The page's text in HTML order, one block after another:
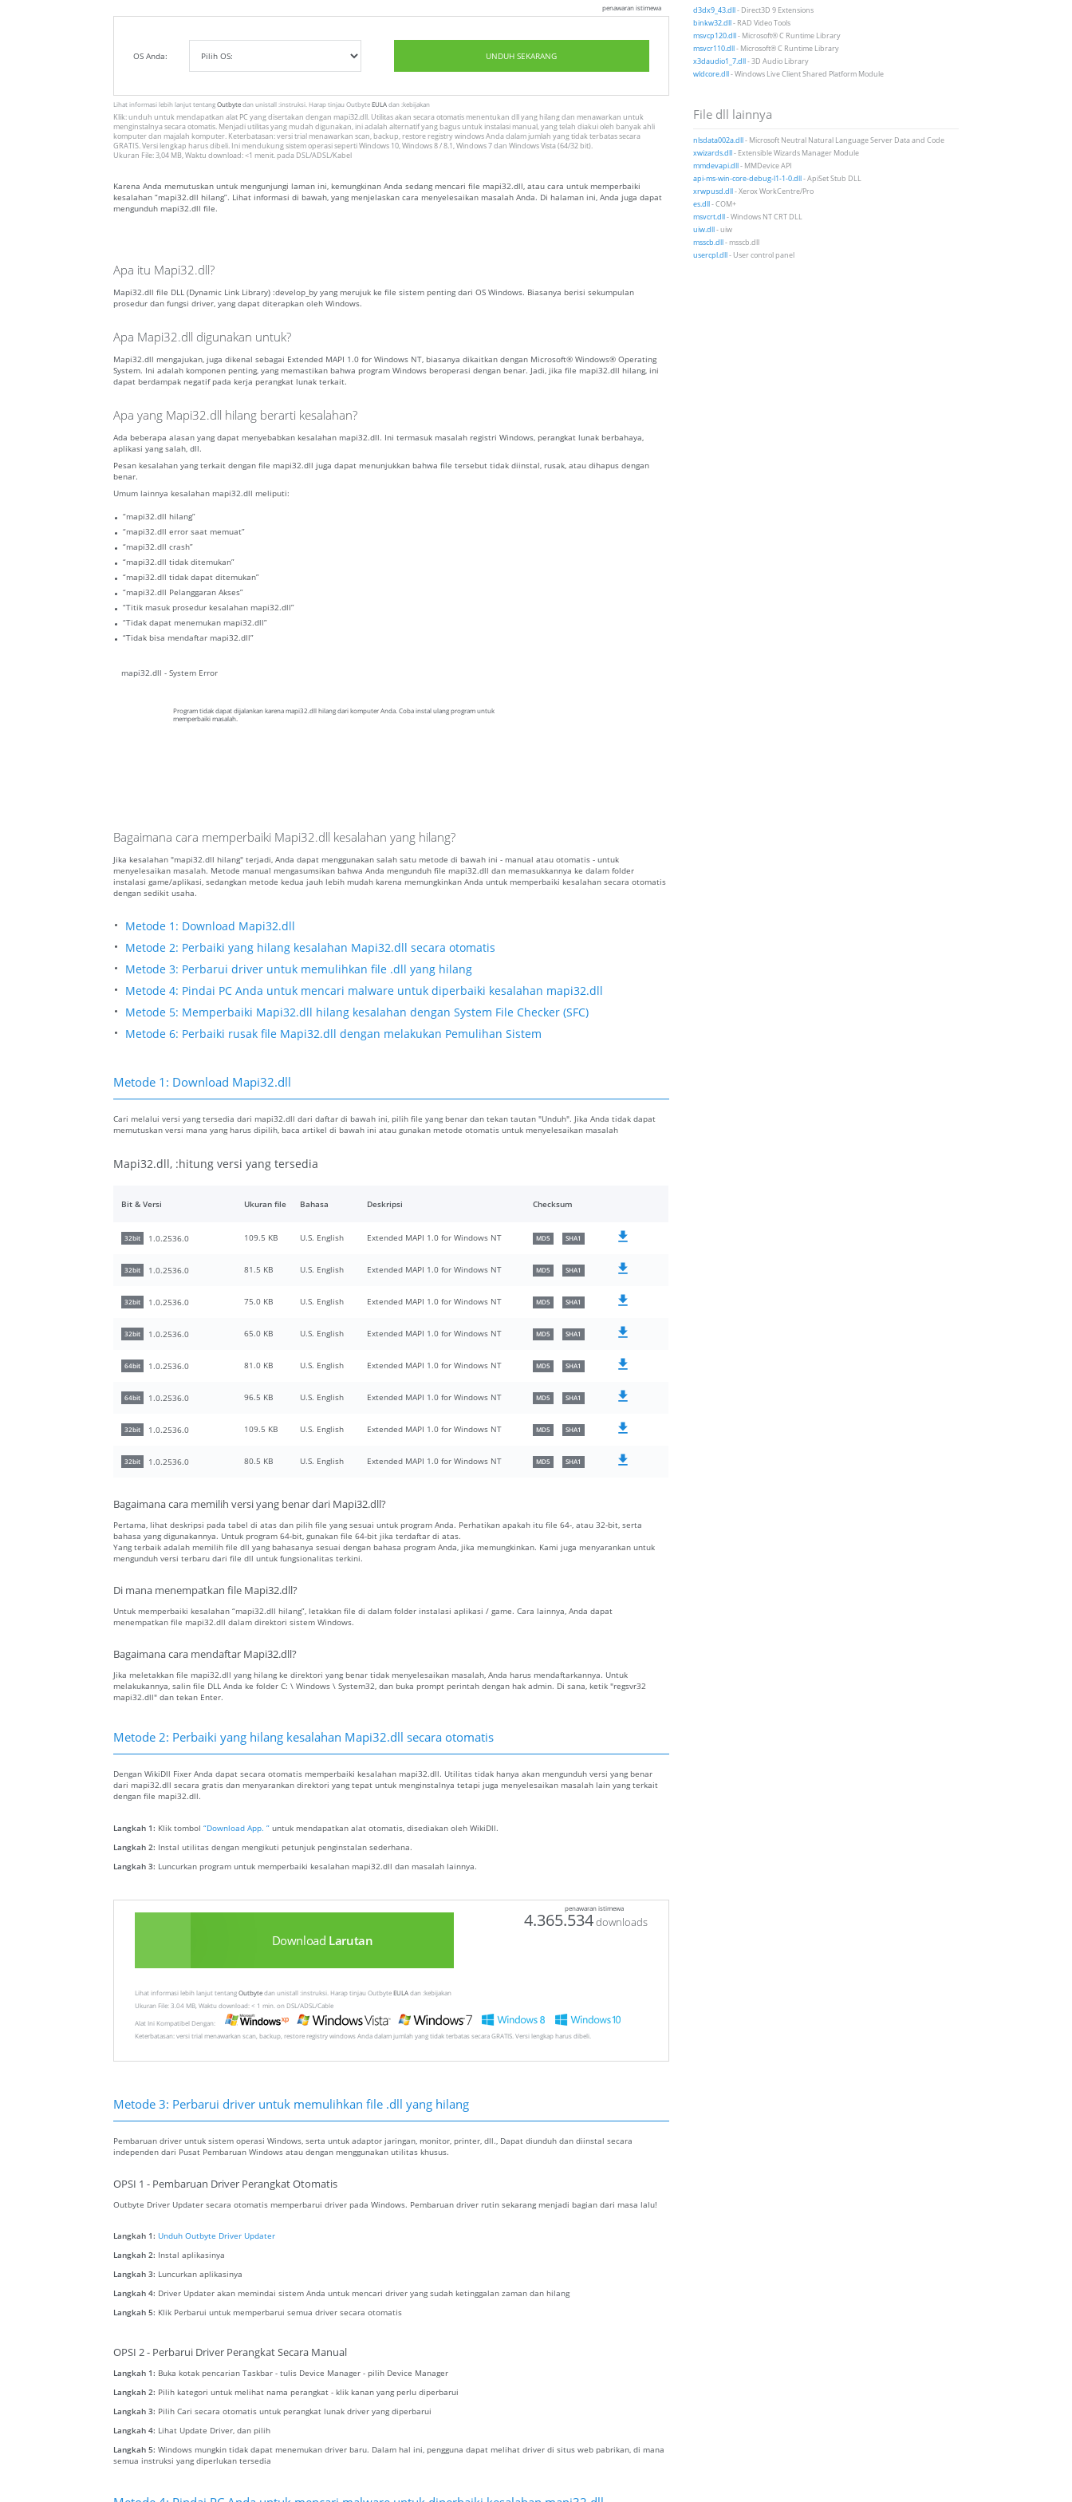
penawaran istimewa
OS Anda: UNDUH SEKARANG
Lihat informasi lebih lanjut tentangOutbytedan unistall :instruksi. Harap tinjau OutbyteEULAdan :kebijakan
Klik: unduh untuk mendapatkan alat PC yang disertakan dengan mapi32.dll. Utilitas akan secara otomatis menentukan dll yang hilang dan menawarkan untuk
menginstalnya secara otomatis. Menjadi utilitas yang mudah digunakan, ini adalah alternatif yang bagus untuk instalasi manual, yang telah diakui oleh banyak ahli
komputer dan majalah komputer. Keterbatasan: versi trial menawarkan scan, backup, restore registry windows Anda dalam jumlah yang tidak terbatas secara
GRATIS. Versi lengkap harus dibeli. Ini mendukung sistem operasi seperti Windows 10, Windows 8 / 8.1, Windows 7 dan Windows Vista (64/32 bit).
Ukuran File: 3,04 MB, Waktu download: <1 menit. pada DSL/ADSL/Kabel
Karena Anda memutuskan untuk mengunjungi laman ini, kemungkinan Anda sedang mencari file mapi32.dll, atau cara untuk memperbaiki
kesalahan “mapi32.dll hilang”. Lihat informasi di bawah, yang menjelaskan cara menyelesaikan masalah Anda. Di halaman ini, Anda juga dapat
mengunduh mapi32.dll file.
Apa itu Mapi32.dll?
Mapi32.dll file DLL (Dynamic Link Library) :develop_by yang merujuk ke file sistem penting dari OS Windows. Biasanya berisi sekumpulan
prosedur dan fungsi driver, yang dapat diterapkan oleh Windows.
Apa Mapi32.dll digunakan untuk?
Mapi32.dll mengajukan, juga dikenal sebagai Extended MAPI 1.0 for Windows NT, biasanya dikaitkan dengan Microsoft® Windows® Operating
System. Ini adalah komponen penting, yang memastikan bahwa program Windows beroperasi dengan benar. Jadi, jika file mapi32.dll hilang, ini
dapat berdampak negatif pada kerja perangkat lunak terkait.
Apa yang Mapi32.dll hilang berarti kesalahan?
Ada beberapa alasan yang dapat menyebabkan kesalahan mapi32.dll. Ini termasuk masalah registri Windows, perangkat lunak berbahaya,
aplikasi yang salah, dll.
Pesan kesalahan yang terkait dengan file mapi32.dll juga dapat menunjukkan bahwa file tersebut tidak diinstal, rusak, atau dihapus dengan
benar.
Umum lainnya kesalahan mapi32.dll meliputi:
“mapi32.dll hilang”
“mapi32.dll error saat memuat”
“mapi32.dll crash”
“mapi32.dll tidak ditemukan”
“mapi32.dll tidak dapat ditemukan”
“mapi32.dll Pelanggaran Akses”
“Titik masuk prosedur kesalahan mapi32.dll”
“Tidak dapat menemukan mapi32.dll”
“Tidak bisa mendaftar mapi32.dll”
mapi32.dll - System Error
Program tidak dapat dijalankan karena mapi32.dll hilang dari komputer Anda. Coba instal ulang program untuk
memperbaiki masalah.
Bagaimana cara memperbaiki Mapi32.dll kesalahan yang hilang?
Jika kesalahan "mapi32.dll hilang" terjadi, Anda dapat menggunakan salah satu metode di bawah ini - manual atau otomatis - untuk
menyelesaikan masalah. Metode manual mengasumsikan bahwa Anda mengunduh file mapi32.dll dan memasukkannya ke dalam folder
instalasi game/aplikasi, sedangkan metode kedua jauh lebih mudah karena memungkinkan Anda untuk memperbaiki kesalahan secara otomatis
dengan sedikit usaha.
Metode 1: Download Mapi32.dll
Metode 2: Perbaiki yang hilang kesalahan Mapi32.dll secara otomatis
Metode 3: Perbarui driver untuk memulihkan file .dll yang hilang
Metode 4: Pindai PC Anda untuk mencari malware untuk diperbaiki kesalahan mapi32.dll
Metode 5: Memperbaiki Mapi32.dll hilang kesalahan dengan System File Checker (SFC)
Metode 6: Perbaiki rusak file Mapi32.dll dengan melakukan Pemulihan Sistem
Metode 1: Download Mapi32.dll
Cari melalui versi yang tersedia dari mapi32.dll dari daftar di bawah ini, pilih file yang benar dan tekan tautan "Unduh". Jika Anda tidak dapat
memutuskan versi mana yang harus dipilih, baca artikel di bawah ini atau gunakan metode otomatis untuk menyelesaikan masalah
Mapi32.dll, :hitung versi yang tersedia
Bit & Versi Ukuran file Bahasa Deskripsi Checksum
32bit 1.0.2536.0 109.5 KB U.S. English Extended MAPI 1.0 for Windows NT MD5 SHA1
32bit 1.0.2536.0 81.5 KB U.S. English Extended MAPI 1.0 for Windows NT MD5 SHA1
32bit 1.0.2536.0 75.0 KB U.S. English Extended MAPI 1.0 for Windows NT MD5 SHA1
32bit 1.0.2536.0 65.0 KB U.S. English Extended MAPI 1.0 for Windows NT MD5 SHA1
64bit 1.0.2536.0 81.0 KB U.S. English Extended MAPI 1.0 for Windows NT MD5 SHA1
64bit 1.0.2536.0 96.5 KB U.S. English Extended MAPI 1.0 for Windows NT MD5 SHA1
32bit 1.0.2536.0 109.5 KB U.S. English Extended MAPI 1.0 for Windows NT MD5 SHA1
32bit 1.0.2536.0 80.5 KB U.S. English Extended MAPI 1.0 for Windows NT MD5 SHA1
Bagaimana cara memilih versi yang benar dari Mapi32.dll?
Pertama, lihat deskripsi pada tabel di atas dan pilih file yang sesuai untuk program Anda. Perhatikan apakah itu file 64-, atau 32-bit, serta
bahasa yang digunakannya. Untuk program 64-bit, gunakan file 64-bit jika terdaftar di atas.
Yang terbaik adalah memilih file dll yang bahasanya sesuai dengan bahasa program Anda, jika memungkinkan. Kami juga menyarankan untuk
mengunduh versi terbaru dari file dll untuk fungsionalitas terkini.
Di mana menempatkan file Mapi32.dll?
Untuk memperbaiki kesalahan “mapi32.dll hilang”, letakkan file di dalam folder instalasi aplikasi / game. Cara lainnya, Anda dapat
menempatkan file mapi32.dll dalam direktori sistem Windows.
Bagaimana cara mendaftar Mapi32.dll?
Jika meletakkan file mapi32.dll yang hilang ke direktori yang benar tidak menyelesaikan masalah, Anda harus mendaftarkannya. Untuk
melakukannya, salin file DLL Anda ke folder C: \ Windows \ System32, dan buka prompt perintah dengan hak admin. Di sana, ketik "regsvr32
mapi32.dll" dan tekan Enter.
Metode 2: Perbaiki yang hilang kesalahan Mapi32.dll secara otomatis
Dengan WikiDll Fixer Anda dapat secara otomatis memperbaiki kesalahan mapi32.dll. Utilitas tidak hanya akan mengunduh versi yang benar
dari mapi32.dll secara gratis dan menyarankan direktori yang tepat untuk menginstalnya tetapi juga menyelesaikan masalah lain yang terkait
dengan file mapi32.dll.
Langkah 1: Klik tombol “Download App. ” untuk mendapatkan alat otomatis, disediakan oleh WikiDll.
Langkah 2: Instal utilitas dengan mengikuti petunjuk penginstalan sederhana.
Langkah 3: Luncurkan program untuk memperbaiki kesalahan mapi32.dll dan masalah lainnya.
penawaran istimewa
Download Larutan
4.365.534downloads
Lihat informasi lebih lanjut tentangOutbytedan unistall :instruksi. Harap tinjau OutbyteEULAdan :kebijakan
Ukuran File: 3.04 MB, Waktu download: < 1 min. on DSL/ADSL/Cable
Alat Ini Kompatibel Dengan:
Keterbatasan: versi trial menawarkan scan, backup, restore registry windows Anda dalam jumlah yang tidak terbatas secara GRATIS. Versi lengkap harus dibeli.
Metode 3: Perbarui driver untuk memulihkan file .dll yang hilang
Pembaruan driver untuk sistem operasi Windows, serta untuk adaptor jaringan, monitor, printer, dll., Dapat diunduh dan diinstal secara
independen dari Pusat Pembaruan Windows atau dengan menggunakan utilitas khusus.
OPSI 1 - Pembaruan Driver Perangkat Otomatis
Outbyte Driver Updater secara otomatis memperbarui driver pada Windows. Pembaruan driver rutin sekarang menjadi bagian dari masa lalu!
Langkah 1: Unduh Outbyte Driver Updater
Langkah 2: Instal aplikasinya
Langkah 3: Luncurkan aplikasinya
Langkah 4: Driver Updater akan memindai sistem Anda untuk mencari driver yang sudah ketinggalan zaman dan hilang
Langkah 5: Klik Perbarui untuk memperbarui semua driver secara otomatis
OPSI 2 - Perbarui Driver Perangkat Secara Manual
Langkah 1: Buka kotak pencarian Taskbar - tulis Device Manager - pilih Device Manager
Langkah 2: Pilih kategori untuk melihat nama perangkat - klik kanan yang perlu diperbarui
Langkah 3: Pilih Cari secara otomatis untuk perangkat lunak driver yang diperbarui
Langkah 4: Lihat Update Driver, dan pilih
Langkah 5: Windows mungkin tidak dapat menemukan driver baru. Dalam hal ini, pengguna dapat melihat driver di situs web pabrikan, di mana
semua instruksi yang diperlukan tersedia
d3dx9_43.dll- Direct3D 9 Extensions
binkw32.dll- RAD Video Tools
msvcp120.dll- Microsoft® C Runtime Library
msvcr110.dll- Microsoft® C Runtime Library
x3daudio1_7.dll- 3D Audio Library
wldcore.dll- Windows Live Client Shared Platform Module
File dll lainnya
nlsdata002a.dll- Microsoft Neutral Natural Language Server Data and Code
xwizards.dll- Extensible Wizards Manager Module
mmdevapi.dll- MMDevice API
api-ms-win-core-debug-l1-1-0.dll- ApiSet Stub DLL
xrwpusd.dll- Xerox WorkCentre/Pro
es.dll- COM+
msvcrt.dll- Windows NT CRT DLL
uiw.dll- uiw
msscb.dll- msscb.dll
usercpl.dll- User control panel